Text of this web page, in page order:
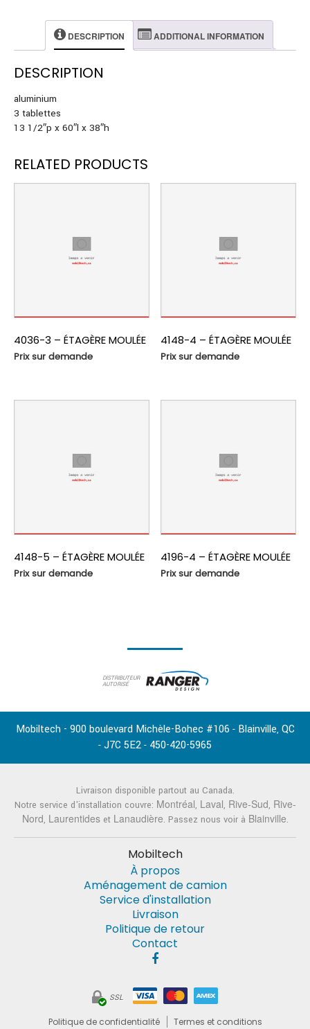
DESCRIPTION ADDITIONAL INFORMATION
DESCRIPTION
aluminium
3 tablettes
13 1/2″p x 60″l x 38″h
RELATED PRODUCTS
4036-3 – ÉTAGÈRE MOULÉE
Prix sur demande
4148-4 – ÉTAGÈRE MOULÉE
Prix sur demande
4148-5 – ÉTAGÈRE MOULÉE
Prix sur demande
4196-4 – ÉTAGÈRE MOULÉE
Prix sur demande
DISTRIBUTEUR
AUTORISÉ
Mobiltech - 900 boulevard Michèle-Bohec #106 - Blainville, QC
- J7C 5E2 - 450-420-5965
Livraison disponible partout au Canada.
Notre service d'installation couvre: Montréal, Laval, Rive-Sud, Rive-
Nord, Laurentideset Lanaudière. Passez nous voir à Blainville.
Mobiltech
À propos
Aménagement de camion
Service d'installation
Livraison
Politique de retour
Contact
SSL
Politique de confidentialité Termes et conditions